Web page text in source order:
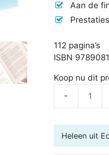
Aan de
112 pagina’s
ISBN
Koop nu dit
Financiën
managers
en
ondernemers
Heleen uit